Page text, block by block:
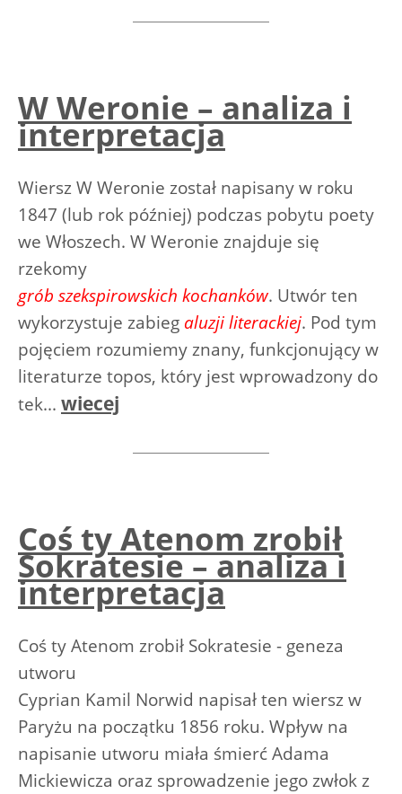
W Weronie – analiza i
interpretacja
Wiersz W Weronie został napisany w roku
1847 (lub rok później) podczas pobytu poety
we Włoszech. W Weronie znajduje się
rzekomy
grób szekspirowskich kochanków. Utwór ten
wykorzystuje zabieg aluzji literackiej. Pod tym
pojęciem rozumiemy znany, funkcjonujący w
literaturze topos, który jest wprowadzony do
tek... wiecej
Coś ty Atenom zrobił
Sokratesie – analiza i
interpretacja
Coś ty Atenom zrobił Sokratesie - geneza
utworu
Cyprian Kamil Norwid napisał ten wiersz w
Paryżu na początku 1856 roku. Wpływ na
napisanie utworu miała śmierć Adama
Mickiewicza oraz sprowadzenie jego zwłok z